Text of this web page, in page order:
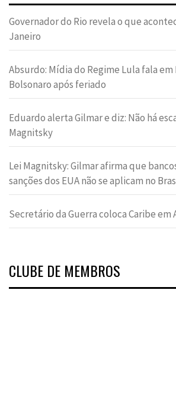
Governador do Rio revela o que
Janeiro
Absurdo: Mídia do Regime Lula fala em
Bolsonaro após feriado
Eduardo alerta Gilmar e diz: Não há
Magnitsky
Lei Magnitsky: Gilmar afirma que
sanções dos EUA não se aplicam no
Secretário da Guerra coloca Caribe em
CLUBE DE MEMBROS